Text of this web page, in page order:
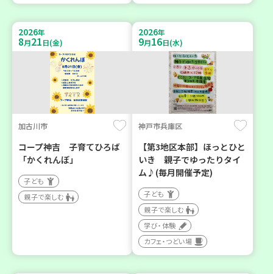
2026年
8月21日(金)
加古川市
コープ神吉 子育てひろば
「かくれんぼ」
子ども
親子で楽しむ
2026年
9月16日(水)
神戸市兵庫区
【第3地区本部】ほっとひと
いき 親子でゆったりタイ
ム♪(毎月開催予定)
子ども
親子で楽しむ
学び・体験
カフェ・つどい場